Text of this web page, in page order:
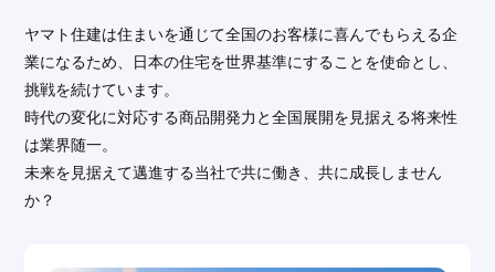
ヤマト住建は住まいを通じて全国のお客様に喜んでもらえる企
業になるため、日本の住宅を世界基準にすることを使命とし、
挑戦を続けています。
時代の変化に対応する商品開発力と全国展開を見据える将来性
は業界随一。
未来を見据えて邁進する当社で共に働き、共に成長しません
か？